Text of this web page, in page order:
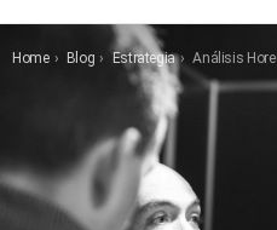
You are here:
Home Blog Estrategia Análisis Horeca: Las 20 cosas que hemos